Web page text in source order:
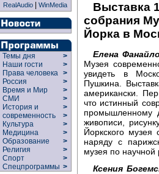
RealAudio| WinMedia
Темы дня
>
Наши гости
>
Права человека >
Россия
>
Время и Мир
>
СМИ
>
История и
современность
>
>
Культура
>
Медицина
>
Образование
>
Религия
>
Спорт
>
Спецпрограммы >
Выставка
собрания
Йорка в
Елена
Музея
увидеть в
Пушкина.
американски.
что истинный
промышленному
живописи,
Йоркского музея
наряду с
музея по научной
Ксения